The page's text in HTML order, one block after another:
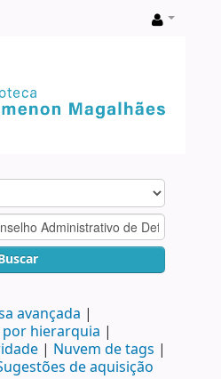
avançada
por hierarquia
Nuvem de tags
de aquisição